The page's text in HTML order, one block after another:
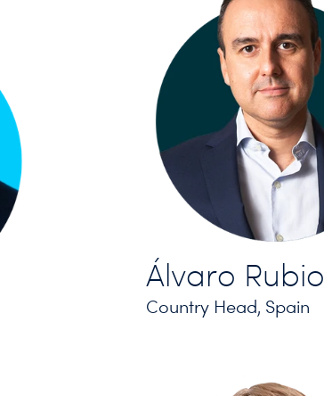
Álvaro Rubio
Country Head, Spain